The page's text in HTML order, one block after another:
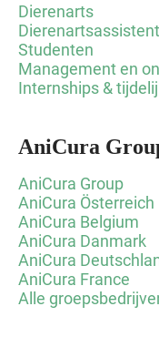
Dierenarts
Studenten
Management en
Internships &
AniCura
AniCura Group
AniCura Österreich
AniCura Belgium
AniCura Danmark
AniCura
AniCura France
Alle